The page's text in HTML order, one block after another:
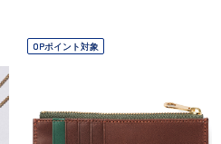
OPポイント対象